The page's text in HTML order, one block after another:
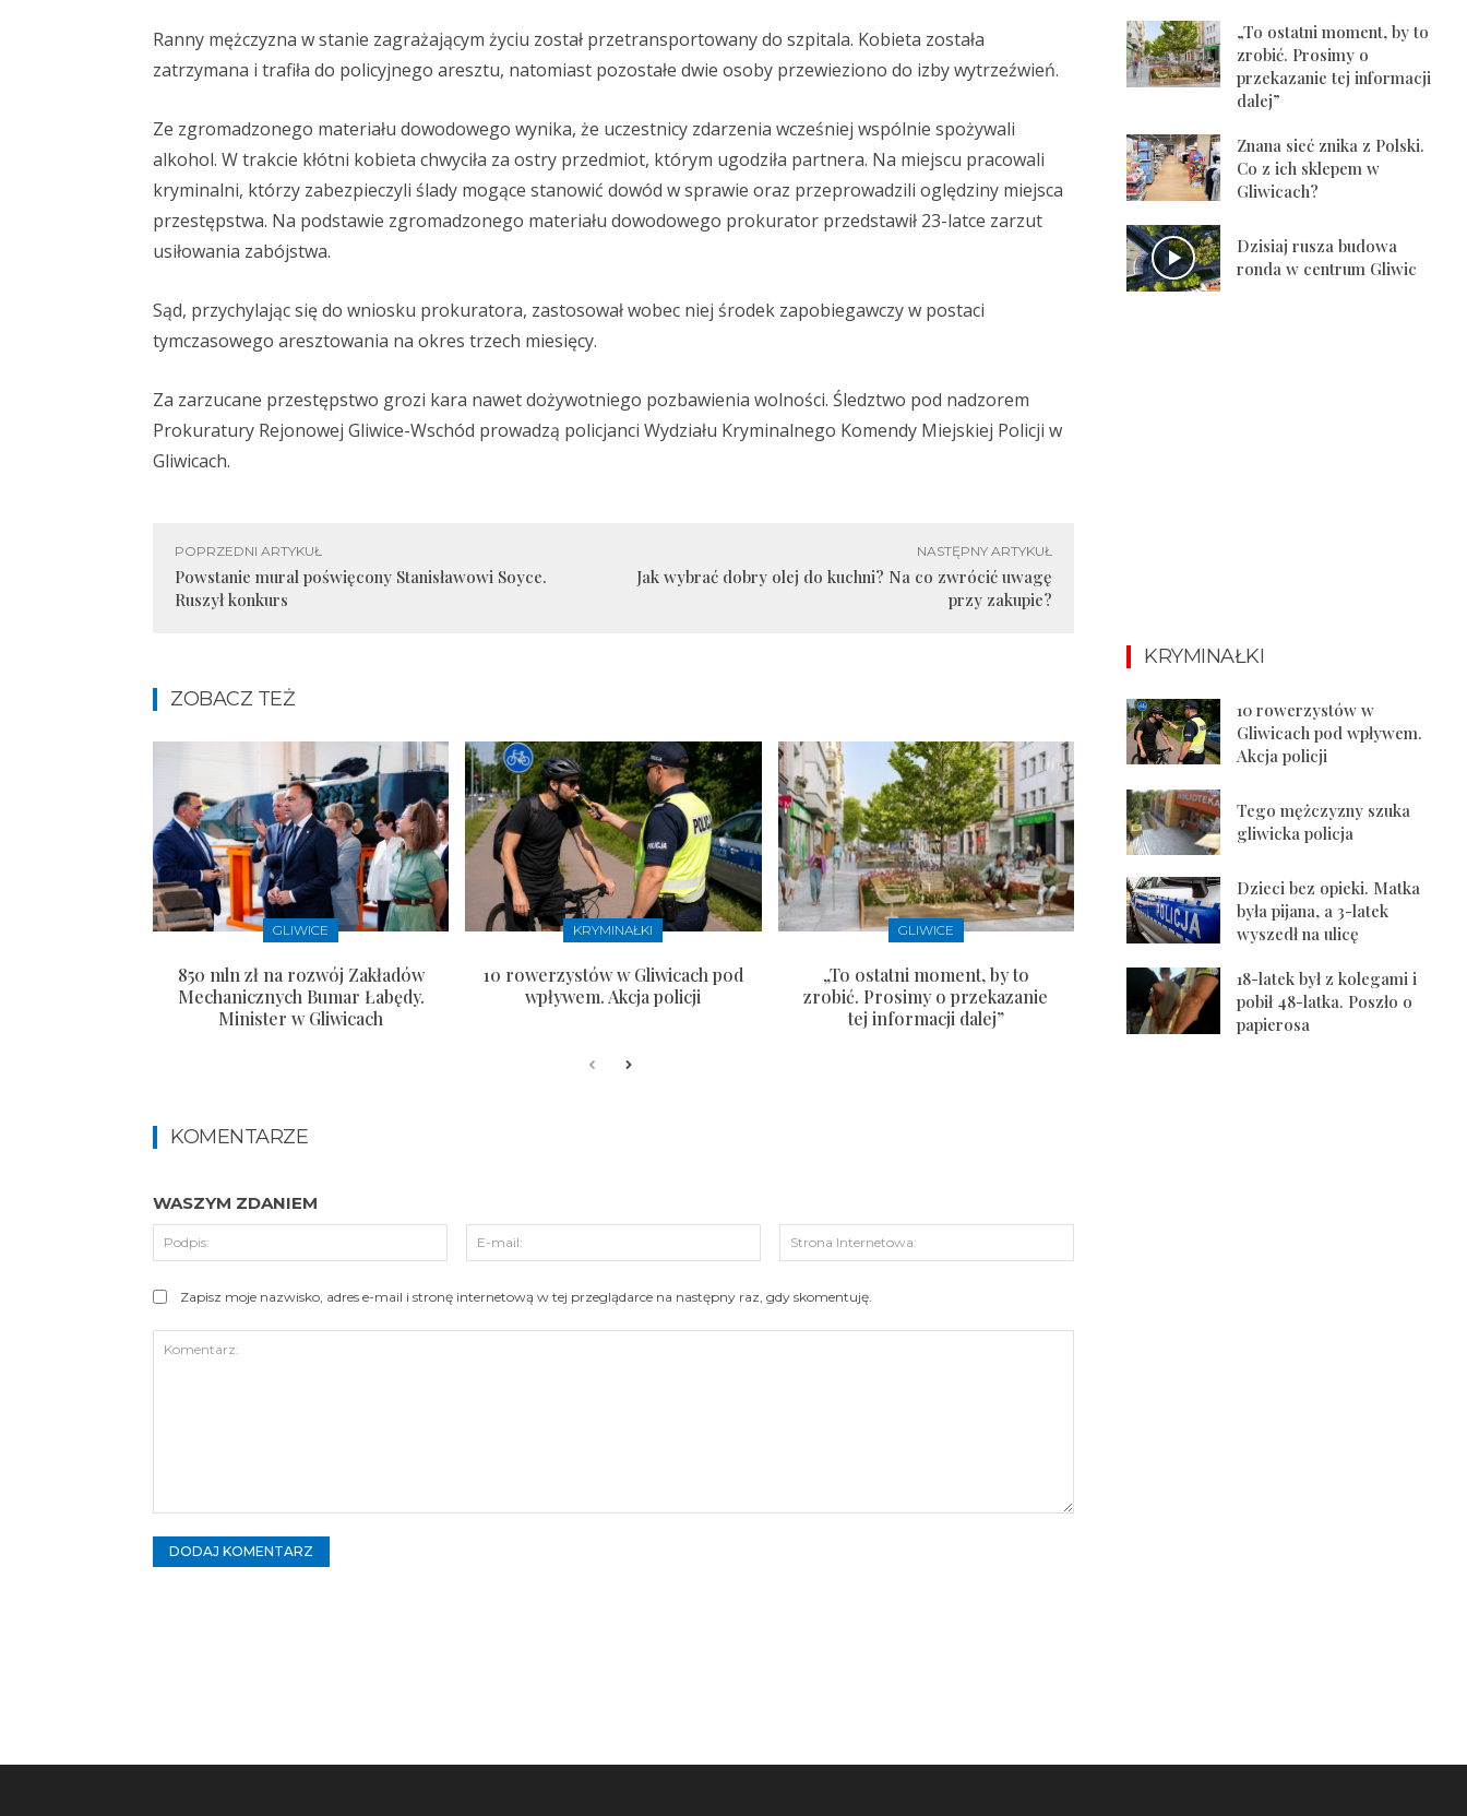
Ranny mężczyzna w stanie zagrażającym życiu został przetransportowany do szpitala. Kobieta została
zatrzymana i trafiła do policyjnego aresztu, natomiast pozostałe dwie osoby przewieziono do izby wytrzeźwień.
Ze zgromadzonego materiału dowodowego wynika, że uczestnicy zdarzenia wcześniej wspólnie spożywali
alkohol. W trakcie kłótni kobieta chwyciła za ostry przedmiot, którym ugodziła partnera. Na miejscu pracowali
kryminalni, którzy zabezpieczyli ślady mogące stanowić dowód w sprawie oraz przeprowadzili oględziny miejsca
przestępstwa. Na podstawie zgromadzonego materiału dowodowego prokurator przedstawił 23-latce zarzut
usiłowania zabójstwa.
Sąd, przychylając się do wniosku prokuratora, zastosował wobec niej środek zapobiegawczy w postaci
tymczasowego aresztowania na okres trzech miesięcy.
Za zarzucane przestępstwo grozi kara nawet dożywotniego pozbawienia wolności. Śledztwo pod nadzorem
Prokuratury Rejonowej Gliwice-Wschód prowadzą policjanci Wydziału Kryminalnego Komendy Miejskiej Policji w
Gliwicach.
POPRZEDNI ARTYKUŁ
Powstanie mural poświęcony Stanisławowi Soyce.
Ruszył konkurs
NASTĘPNY ARTYKUŁ
Jak wybrać dobry olej do kuchni? Na co zwrócić uwagę
przy zakupie?
ZOBACZ TEŻ
GLIWICE
850 mln zł na rozwój Zakładów
Mechanicznych Bumar Łabędy.
Minister w Gliwicach
KRYMINAŁKI
10 rowerzystów w Gliwicach pod
wpływem. Akcja policji
GLIWICE
„To ostatni moment, by to
zrobić. Prosimy o przekazanie
tej informacji dalej”
KOMENTARZE
WASZYM ZDANIEM
Podpis:
mail:
Internetowa:
Zapisz moje nazwisko, adres e-mail i stronę internetową w tej przeglądarce na następny raz, gdy skomentuję.
„To ostatni moment, by to
zrobić. Prosimy o
przekazanie tej informacji
dalej”
Znana sieć znika z Polski.
Co z ich sklepem w
Gliwicach?
Dzisiaj rusza budowa
ronda w centrum Gliwic
KRYMINAŁKI
10 rowerzystów w
Gliwicach pod wpływem.
Akcja policji
Tego mężczyzny szuka
gliwicka policja
Dzieci bez opieki. Matka
była pijana, a 3-latek
wyszedł na ulicę
18-latek był z kolegami i
pobił 48-latka. Poszło o
papierosa